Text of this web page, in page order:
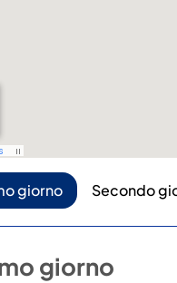
giorno Secondo
giorno